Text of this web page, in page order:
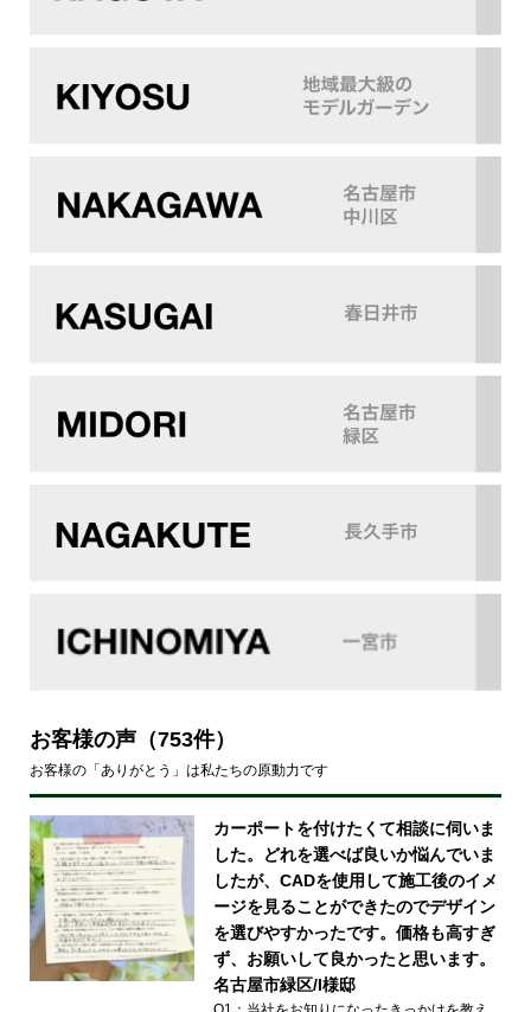
お客様の声（753件）
お客様の「ありがとう」は私たちの原動力です
カーポートを付けたくて相談に伺いま
した。どれを選べば良いか悩んでいま
したが、CADを使用して施工後のイメ
ージを見ることができたのでデザイン
を選びやすかったです。価格も高すぎ
ず、お願いして良かったと思います。
名古屋市緑区/I様邸